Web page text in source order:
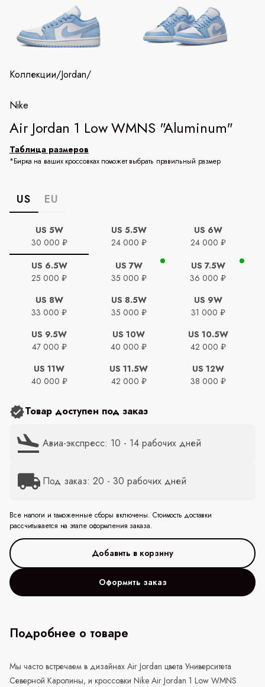
Коллекции/Jordan/
Nike
Air Jordan 1 Low WMNS "Aluminum"
Таблица размеров
*Бирка на ваших кроссовках поможет выбрать правильный размер
US EU
US 5W
30 000 ₽
US 5.5W
24 000 ₽
US 6W
24 000 ₽
US 6.5W
25 000 ₽
US 7W
35 000 ₽
US 7.5W
36 000 ₽
US 8W
33 000 ₽
US 8.5W
35 000 ₽
US 9W
31 000 ₽
US 9.5W
47 000 ₽
US 10W
40 000 ₽
US 10.5W
42 000 ₽
US 11W
40 000 ₽
US 11.5W
42 000 ₽
US 12W
38 000 ₽
Товар доступен под заказ
Авиа-экспресс: 10 - 14 рабочих дней
Под заказ: 20 - 30 рабочих дней
Все налоги и таможенные сборы включены. Стоимость доставки
рассчитывается на этапе оформления заказа.
Оформить заказ
Подробнее о товаре
Мы часто встречаем в дизайнах Air Jordan цвета Университета
Северной Каролины, и кроссовки Nike Air Jordan 1 Low WMNS